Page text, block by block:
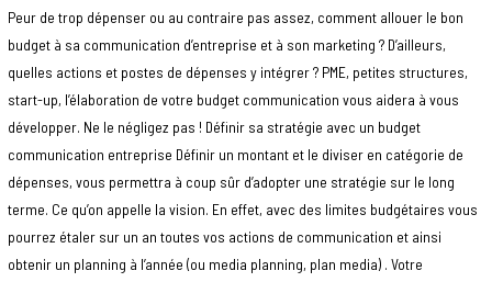
Peur de trop dépenser ou au contraire pas assez, comment allouer le bon
budget à sa communication d’entreprise et à son marketing ? D’ailleurs,
quelles actions et postes de dépenses y intégrer ? PME, petites structures,
start-up, l’élaboration de votre budget communication vous aidera à vous
développer. Ne le négligez pas ! Définir sa stratégie avec un budget
communication entreprise Définir un montant et le diviser en catégorie de
dépenses, vous permettra à coup sûr d’adopter une stratégie sur le long
terme. Ce qu’on appelle la vision. En effet, avec des limites budgétaires vous
pourrez étaler sur un an toutes vos actions de communication et ainsi
obtenir un planning à l’année (ou media planning, plan media) . Votre